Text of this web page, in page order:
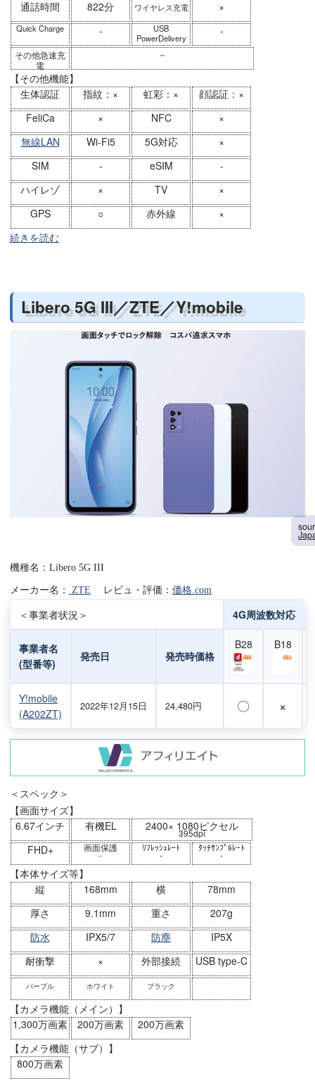
通話時間 822分 ワイヤレス充電 ×
Quick Charge -
USB
PowerDelivery
-
その他急速充
電
－
【その他機能】
生体認証
指紋：× 虹彩：×
顔認証：×
FeliCa
× NFC
×
無線LAN
Wi-Fi5 5G対応
×
SIM
- eSIM
-
ハイレゾ
× TV
×
GPS
○ 赤外線
×
続きを読む
Libero 5G III／ZTE／Y!mobile
機種名：Libero 5G III
メーカー名： ZTE レビュ・評価： 価格.com
＜事業者状況＞ 4G周波数対応
事業者名
(型番等)
発売日 発売時価格
B28 B18
Y!mobile
(A202ZT)
2022年12月15日 24,480円 〇 ×
＜スペック＞
【画面サイズ】
6.67インチ
有機EL 2400× 1080ピクセル
395dpi
FHD+ 画面保護
-
ﾘﾌﾚｯｼｭﾚｰﾄ
-
ﾀｯﾁｻﾝﾌﾟﾙﾚｰﾄ
-
【本体サイズ等】
縦
168mm 横
78mm
厚さ
9.1mm 重さ
207g
防水
IPX5/7 防塵
IP5X
耐衝撃
× 外部接続 USB type-C
パープル ホワイト ブラック
【カメラ機能（メイン）】
1,300万画素
200万画素
200万画素
【カメラ機能（サブ）】
800万画素